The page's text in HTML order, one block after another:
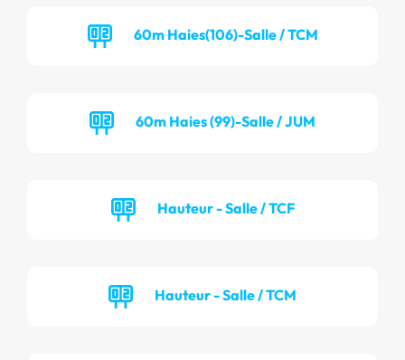
60m Haies(106)-Salle / TCM
60m Haies (99)-Salle / JUM
Hauteur - Salle / TCF
Hauteur - Salle / TCM